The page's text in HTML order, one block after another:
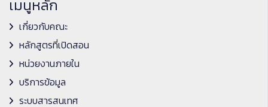
เมนูหลัก
เกี่ยวกับคณะ
หลักสูตรที่เปิดสอน
หน่วยงานภายใน
บริการข้อมูล
ระบบสารสนเทศ